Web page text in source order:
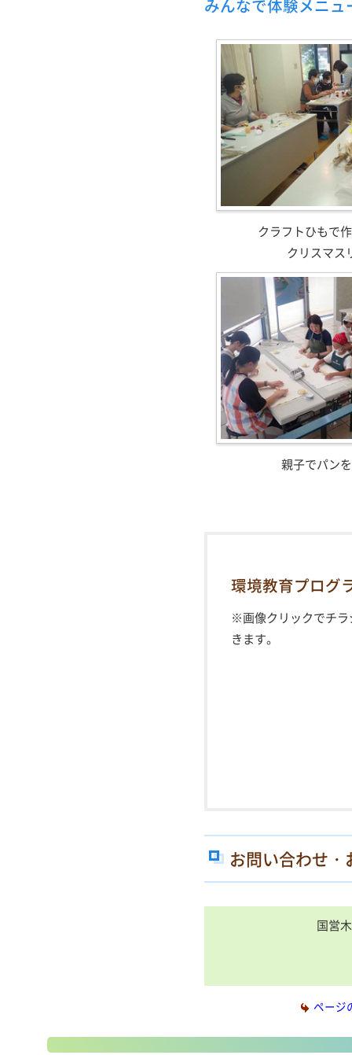
みんなで体験メニ
クラフトひもで
クリスマス
親子でパン
環境教育プログ
※画像クリックでチ
きます。
お問い合わせ・
国営
ページ